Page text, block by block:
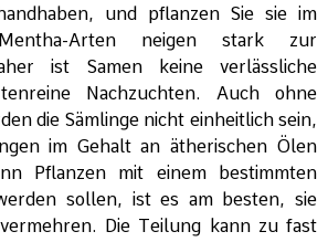
und pflanzen Sie sie im
Arten neigen stark zur
ist Samen keine verlässliche
Nachzuchten. Auch ohne
die Sämlinge nicht einheitlich sein,
im Gehalt an ätherischen Ölen
Pflanzen mit einem bestimmten
sollen, ist es am besten, sie
Die Teilung kann zu fast